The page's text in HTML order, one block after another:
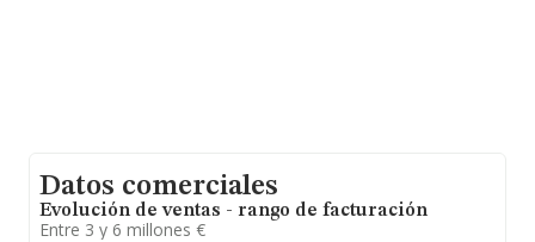
Datos comerciales
Evolución de ventas - rango de facturación
Entre 3 y 6 millones €